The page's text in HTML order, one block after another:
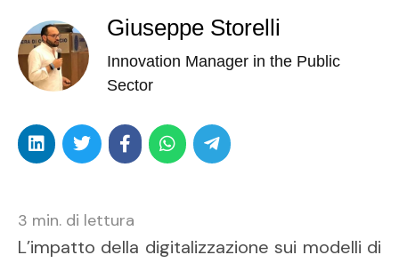
Giuseppe Storelli
Innovation Manager in the Public
Sector
3 min. di lettura
L’impatto della digitalizzazione sui modelli di